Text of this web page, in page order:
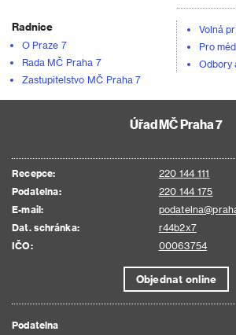
Radnice
O Praze 7
Rada MČ Praha 7
Zastupitelstvo MČ Praha 7
Volná
Pro
Odbory
Úřad MČ Praha 7
Recepce:
220 144 111
Podatelna:
220 144 175
E-mail:
Dat. schránka:
r44b2x7
IČO:
00063754
Objednat online
Podatelna